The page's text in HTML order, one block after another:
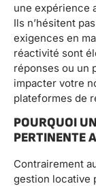
une expérience
Ils n’hésitent
exigences en
réactivité sont
réponses ou un
impacter votre
plateformes de
POURQUOI
PERTINENTE
Contrairement
gestion locative